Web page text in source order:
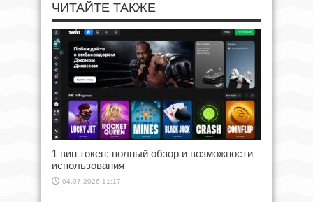
ЧИТАЙТЕ ТАКЖЕ
1 вин токен: полный обзор и возможности
использования
04.07.2026 11:17